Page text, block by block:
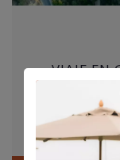
VIAJE EN